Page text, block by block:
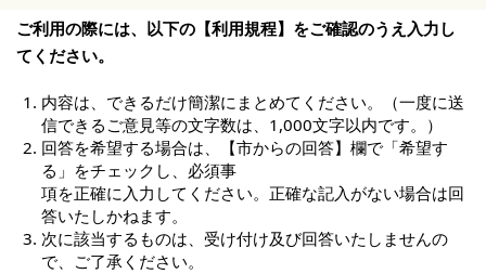
ご利用の際には、以下の【利用規程】をご確認のうえ入力し
てください。
内容は、できるだけ簡潔にまとめてください。（一度に送
信できるご意見等の文字数は、1,000文字以内です。）
回答を希望する場合は、【市からの回答】欄で「希望す
る」をチェックし、必須事
項を正確に入力してください。正確な記入がない場合は回
答いたしかねます。
次に該当するものは、受け付け及び回答いたしませんの
で、ご了承ください。